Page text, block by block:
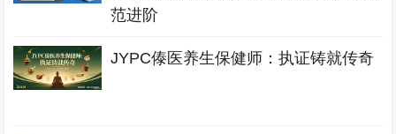
范进阶
JYPC傣医养生保健师：执证铸就传奇